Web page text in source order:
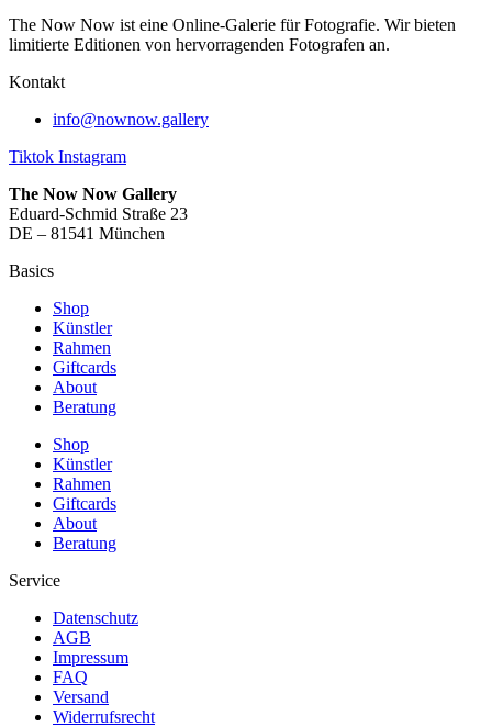
The Now Now ist eine Online-Galerie für Fotografie. Wir bieten
limitierte Editionen von hervorragenden Fotografen an.
Kontakt
info@nownow.gallery
Tiktok Instagram
The Now Now Gallery
Eduard-Schmid Straße 23
DE – 81541 München
Basics
Shop
Künstler
Rahmen
Giftcards
About
Beratung
Shop
Künstler
Rahmen
Giftcards
About
Beratung
Service
Datenschutz
AGB
Impressum
FAQ
Versand
Widerrufsrecht